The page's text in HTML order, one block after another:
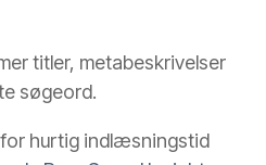
titler, metabeskrivelser
søgeord.
hurtig indlæsningstid